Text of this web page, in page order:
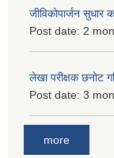
जीविकोपार्जन सुधार
Post date: 2
लेखा परीक्षक छनोट
Post date: 3
more